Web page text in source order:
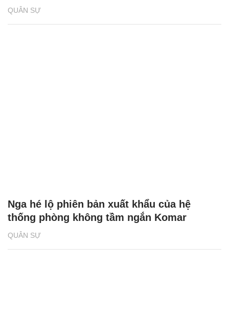
QUÂN SỰ
QUÂN SỰ
Nga hé lộ phiên bản xuất khẩu của hệ
thống phòng không tầm ngắn Komar